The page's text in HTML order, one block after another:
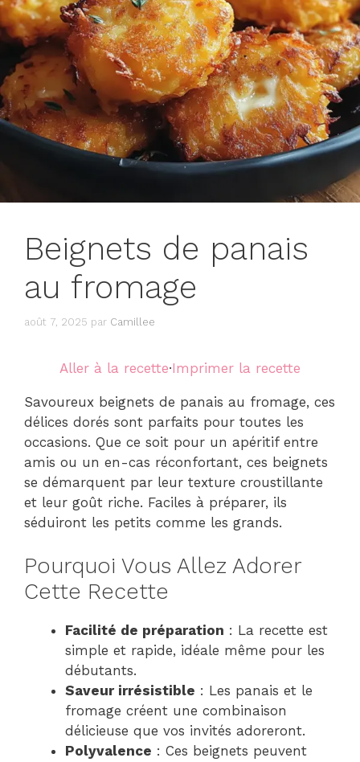
Beignets de panais
au fromage
août 7, 2025 par Camillee
Aller à la recette·Imprimer la recette
Savoureux beignets de panais au fromage, ces
délices dorés sont parfaits pour toutes les
occasions. Que ce soit pour un apéritif entre
amis ou un en-cas réconfortant, ces beignets
se démarquent par leur texture croustillante
et leur goût riche. Faciles à préparer, ils
séduiront les petits comme les grands.
Pourquoi Vous Allez Adorer
Cette Recette
Facilité de préparation : La recette est
simple et rapide, idéale même pour les
débutants.
Saveur irrésistible : Les panais et le
fromage créent une combinaison
délicieuse que vos invités adoreront.
Polyvalence : Ces beignets peuvent